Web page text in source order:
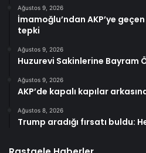
Ağustos 9, 2026
İmamoğlu’ndan AKP’ye
tepki
Ağustos 9, 2026
Huzurevi Sakinlerine Bayram
Ağustos 9, 2026
AKP’de kapalı kapılar
Ağustos 8, 2026
Trump aradığı fırsatı buldu: